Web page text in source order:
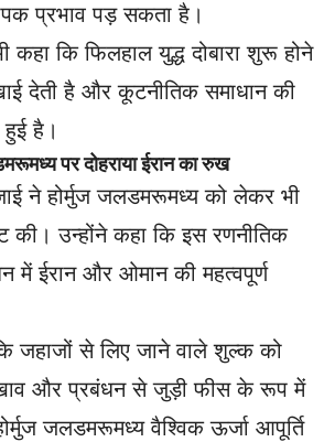
प्रभाव पड़ सकता है।
कहा कि फिलहाल युद्ध दोबारा शुरू होने
देती है और कूटनीतिक समाधान की
है।
पर दोहराया ईरान का रुख
ने होर्मुज जलडमरूमध्य को लेकर भी
की। उन्होंने कहा कि इस रणनीतिक
में ईरान और ओमान की महत्वपूर्ण
जहाजों से लिए जाने वाले शुल्क को
और प्रबंधन से जुड़ी फीस के रूप में
जलडमरूमध्य वैश्विक ऊर्जा आपूर्ति